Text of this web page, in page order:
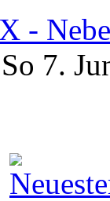
-
7.